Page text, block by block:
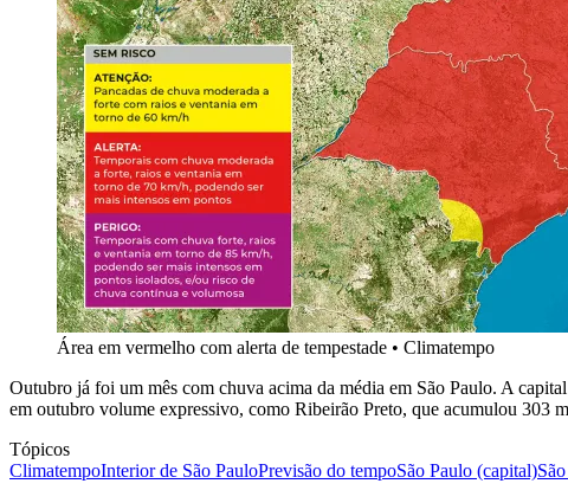
Área em vermelho com alerta de tempestade • Climatempo
Outubro já foi um mês com chuva acima da média em São Paulo. A
em outubro volume expressivo, como Ribeirão Preto, que acumulou 303
Tópicos
ClimatempoInterior de São PauloPrevisão do tempoSão Paulo (capital)